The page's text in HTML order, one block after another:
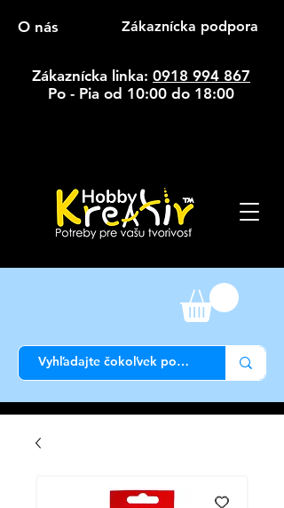
O nás Zákaznícka podpora
Zákaznícka linka: 0918 994 867
Po - Pia od 10:00 do 18:00